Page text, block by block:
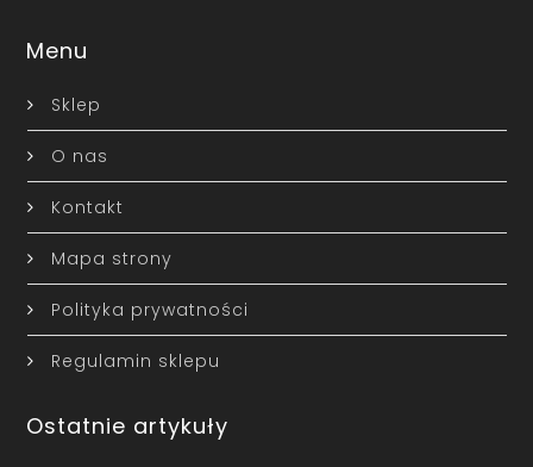
Menu
Sklep
O nas
Kontakt
Mapa strony
Polityka prywatności
Regulamin sklepu
Ostatnie artykuły